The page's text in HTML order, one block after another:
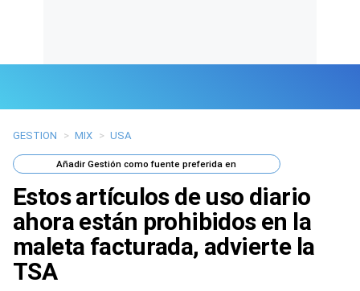
Últimas Noticias
Mi Bolsillo
Respuestas
Gente
GESTION > MIX > USA
AñadirGestión como fuente preferida en
Estos artículos de uso diario
ahora están prohibidos en la
maleta facturada, advierte la
TSA